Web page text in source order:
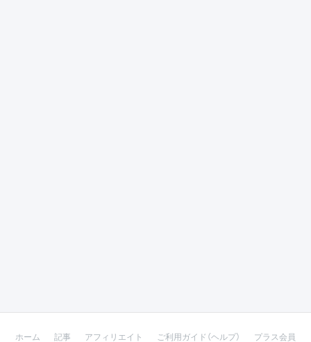
ホーム 記事 アフィリエイト ご利用ガイド（ヘルプ） プラス会員